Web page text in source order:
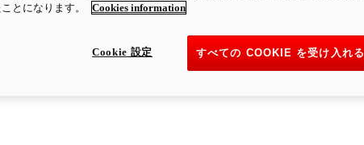
とになります。
Cookies information
すべての COOKIE を受け入れる
Cookie 設定